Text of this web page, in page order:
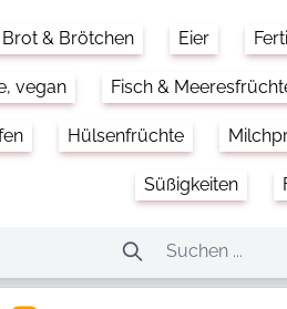
Brot & Brötchen Eier
vegan Fisch &
Hülsenfrüchte
Süßigkeiten